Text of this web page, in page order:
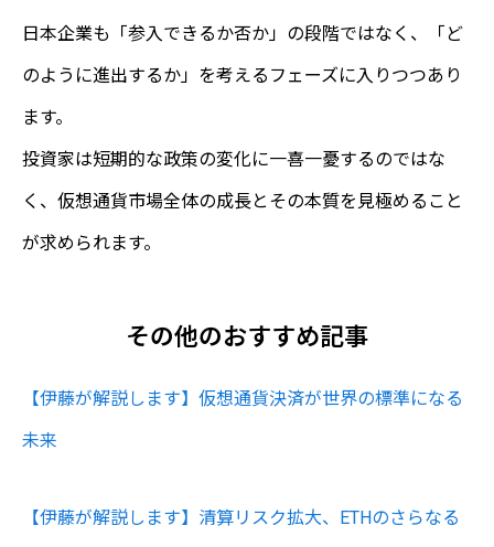
日本企業も「参入できるか否か」の段階ではなく、「ど
のように進出するか」を考えるフェーズに入りつつあり
ます。
投資家は短期的な政策の変化に一喜一憂するのではな
く、仮想通貨市場全体の成長とその本質を見極めること
が求められます。
その他のおすすめ記事
【伊藤が解説します】仮想通貨決済が世界の標準になる
未来
【伊藤が解説します】清算リスク拡大、ETHのさらなる